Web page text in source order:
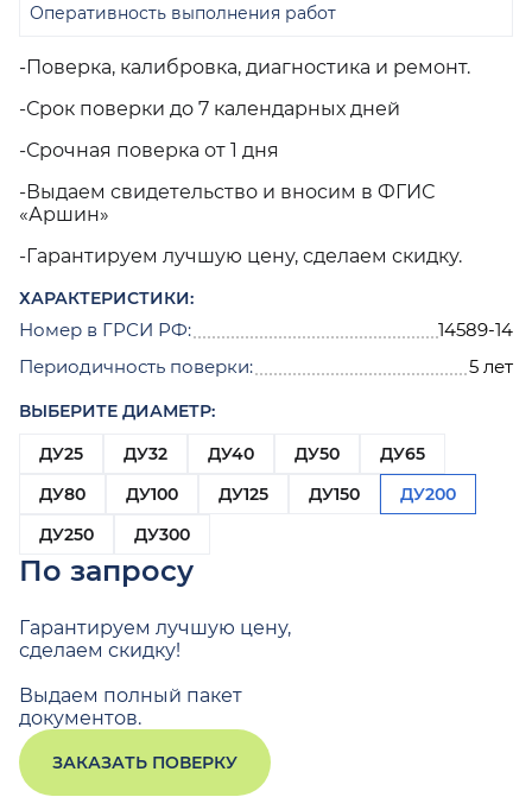
-Поверка, калибровка, диагностика и ремонт.
-Срок поверки до 7 календарных дней
-Срочная поверка от 1 дня
-Выдаем свидетельство и вносим в ФГИС
«Аршин»
-Гарантируем лучшую цену, сделаем скидку.
ХАРАКТЕРИСТИКИ:
Номер в ГРСИ РФ:
14589-14
Периодичность поверки:
5 лет
ВЫБЕРИТЕ ДИАМЕТР:
ДУ25
ДУ32 ДУ40 ДУ50
ДУ65
ДУ80
ДУ100 ДУ125 ДУ150
ДУ200
ДУ250
ДУ300
По запросу
Гарантируем лучшую цену,
сделаем скидку!
Выдаем полный пакет
документов.
ЗАКАЗАТЬ ПОВЕРКУ
Оперативность выполнения работ